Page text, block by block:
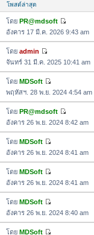
โพสต์ล่าสุด
โดย PR@mdsoft
ดู
ข้
ค
ว
ม
ล่
สุ
อังคาร 17 มี.ค. 2026 9:43 am
โดย admin
ดู
ข้
อ
ค
ว
า
ม
ล่
า
สุ
ด
จันทร์ 31 มี.ค. 2025 10:41 am
โดย MDSoft
ดู
ข้
อ
ค
ว
ม
ล่
สุ
พฤหัสฯ. 28 พ.ย. 2024 4:54 am
โดย PR@mdsoft
ดู
ข้
ค
ว
ม
ล่
สุ
อังคาร 26 พ.ย. 2024 8:42 am
โดย MDSoft
ดู
ข้
ค
ว
ม
ล่
อังคาร 26 พ.ย. 2024 8:41 am
โดย MDSoft
ดู
ข้
ค
ว
อังคาร 26 พ.ย. 2024 8:41 am
โดย MDSoft
ดู
ข้
อังคาร 26 พ.ย. 2024 8:40 am
โดย MDSoft